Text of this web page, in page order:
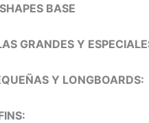
BASE
GRANDES Y
Y LONGBOARDS: